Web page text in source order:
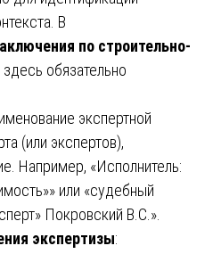
В
по строительно-
здесь обязательно
экспертной
(или экспертов),
Например, «Исполнитель:
или «судебный
Покровский В.С.».
экспертизы: